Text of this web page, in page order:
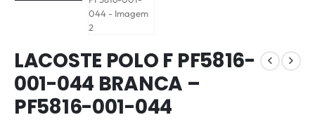
LACOSTE POLO F PF5816-
001-044 BRANCA –
PF5816-001-044